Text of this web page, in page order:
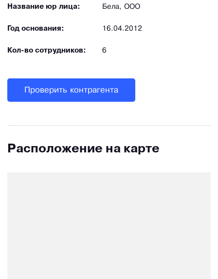
Название юр лица: Бела, ООО
Год основания: 16.04.2012
Кол-во сотрудников: 6
Проверить контрагента
Расположение на карте